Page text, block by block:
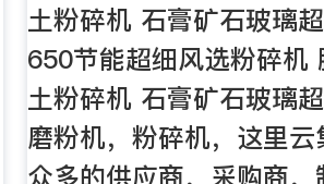
土粉碎机 石膏矿石玻璃
650节能超细风选粉碎机
土粉碎机 石膏矿石玻璃
磨粉机，粉碎机，这里云
众多的供应商，采购商，